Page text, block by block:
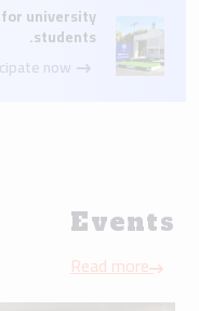
university
students.
now
Events
Read more